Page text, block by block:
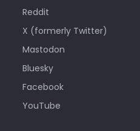
Reddit
X (formerly Twitter)
Mastodon
Bluesky
Facebook
YouTube